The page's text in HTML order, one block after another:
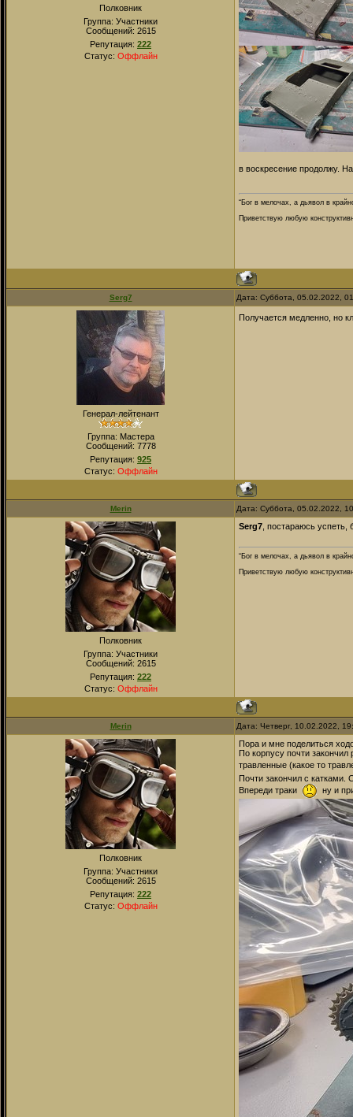
Полковник
Группа: Участники
Сообщений: 2615
Репутация: 222
Статус: Оффлайн
в воскресение продолжу.
“Бог в мелочах, а дьявол в
Приветствую любую
Serg7 Дата: Суббота, 05.02.2022,
Генерал-лейтенант
Группа: Мастера
Сообщений: 7778
Репутация: 925
Статус: Оффлайн
Получается медленно, но
Merin Дата: Суббота, 05.02.2022,
Полковник
Группа: Участники
Сообщений: 2615
Репутация: 222
Статус: Оффлайн
Serg7 , постараюсь
“Бог в мелочах, а дьявол в
Приветствую любую
Merin Дата: Четверг, 10.02.2022,
Полковник
Группа: Участники
Сообщений: 2615
Репутация: 222
Статус: Оффлайн
Пора и мне поделиться
По корпусу почти
травленные (какое то
Почти закончил с катками.
Впереди траки
ну и